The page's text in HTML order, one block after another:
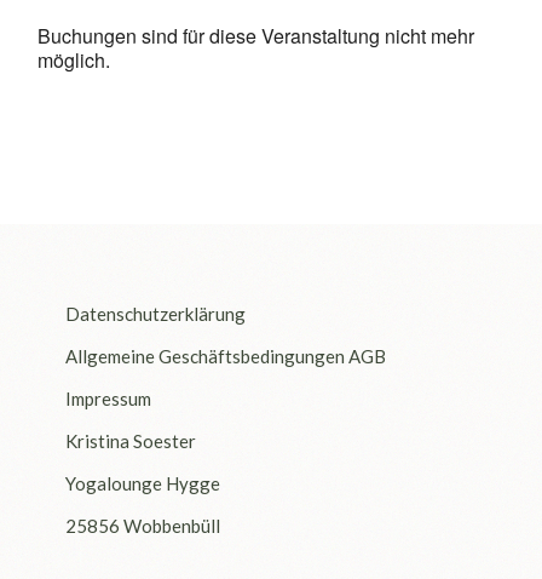
Buchungen sind für diese Veranstaltung nicht mehr
möglich.
Datenschutzerklärung
Allgemeine Geschäftsbedingungen AGB
Impressum
Kristina Soester
Yogalounge Hygge
25856 Wobbenbüll